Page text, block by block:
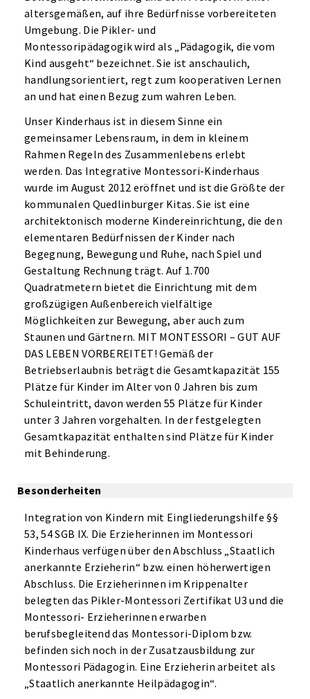
altersgemäßen, auf ihre Bedürfnisse vorbereiteten
Umgebung. Die Pikler- und
Montessoripädagogik wird als „Pädagogik, die vom
Kind ausgeht“ bezeichnet. Sie ist anschaulich,
handlungsorientiert, regt zum kooperativen Lernen
an und hat einen Bezug zum wahren Leben.
Unser Kinderhaus ist in diesem Sinne ein
gemeinsamer Lebensraum, in dem in kleinem
Rahmen Regeln des Zusammenlebens erlebt
werden. Das Integrative Montessori-Kinderhaus
wurde im August 2012 eröffnet und ist die Größte der
kommunalen Quedlinburger Kitas. Sie ist eine
architektonisch moderne Kindereinrichtung, die den
elementaren Bedürfnissen der Kinder nach
Begegnung, Bewegung und Ruhe, nach Spiel und
Gestaltung Rechnung trägt. Auf 1.700
Quadratmetern bietet die Einrichtung mit dem
großzügigen Außenbereich vielfältige
Möglichkeiten zur Bewegung, aber auch zum
Staunen und Gärtnern. MIT MONTESSORI – GUT AUF
DAS LEBEN VORBEREITET! Gemäß der
Betriebserlaubnis beträgt die Gesamtkapazität 155
Plätze für Kinder im Alter von 0 Jahren bis zum
Schuleintritt, davon werden 55 Plätze für Kinder
unter 3 Jahren vorgehalten. In der festgelegten
Gesamtkapazität enthalten sind Plätze für Kinder
mit Behinderung.
Besonderheiten
Integration von Kindern mit Eingliederungshilfe §§
53, 54 SGB IX. Die Erzieherinnen im Montessori
Kinderhaus verfügen über den Abschluss „Staatlich
anerkannte Erzieherin“ bzw. einen höherwertigen
Abschluss. Die Erzieherinnen im Krippenalter
belegten das Pikler-Montessori Zertifikat U3 und die
Montessori- Erzieherinnen erwarben
berufsbegleitend das Montessori-Diplom bzw.
befinden sich noch in der Zusatzausbildung zur
Montessori Pädagogin. Eine Erzieherin arbeitet als
„Staatlich anerkannte Heilpädagogin“.